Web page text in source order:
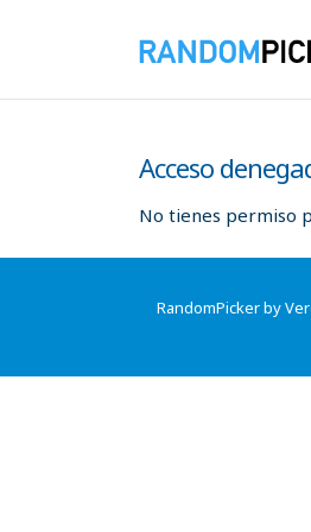
Acceso
No tienes permiso
RandomPicker by